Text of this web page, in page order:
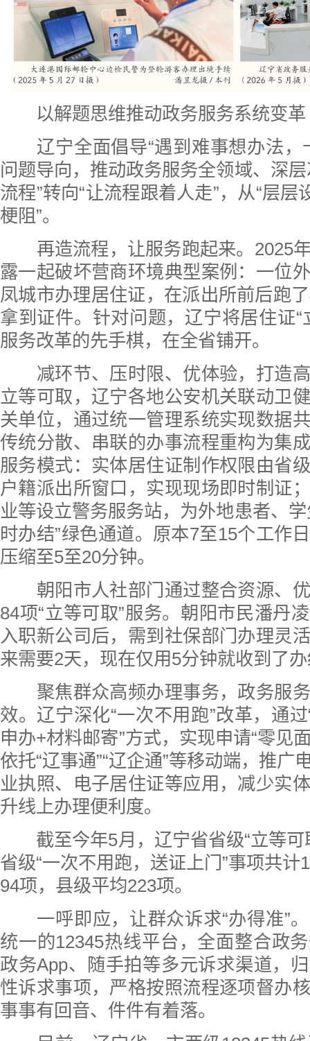
以解题思维推动政务服务系统变革
辽宁全面倡导“遇到难事想办法，
问题导向，推动政务服务全领域、深
流程”转向“让流程跟着人走”，从“层层
梗阻”。
再造流程，让服务跑起来。2025
露一起破坏营商环境典型案例：一位
凤城市办理居住证，在派出所前后跑
拿到证件。针对问题，辽宁将居住证“
服务改革的先手棋，在全省铺开。
减环节、压时限、优体验，打造高
立等可取，辽宁各地公安机关联动卫
关单位，通过统一管理系统实现数据
传统分散、串联的办事流程重构为集
服务模式：实体居住证制作权限由省
户籍派出所窗口，实现现场即时制证
业等设立警务服务站，为外地患者、
时办结”绿色通道。原本7至15个工作
压缩至5至20分钟。
朝阳市人社部门通过整合资源、优
84项“立等可取”服务。朝阳市民潘丹
入职新公司后，需到社保部门办理灵
来需要2天，现在仅用5分钟就收到了
聚焦群众高频办理事务，政务服务
效。辽宁深化“一次不用跑”改革，通
申办+材料邮寄”方式，实现申请“零见
依托“辽事通”“辽企通”等移动端，推广
业执照、电子居住证等应用，减少实
升线上办理便利度。
截至今年5月，辽宁省省级“立等可
省级“一次不用跑，送证上门”事项共计
94项，县级平均223项。
一呼即应，让群众诉求“办得准”。
统一的12345热线平台，全面整合政
政务App、随手拍等多元诉求渠道，
性诉求事项，严格按照流程逐项督办
事事有回音、件件有着落。